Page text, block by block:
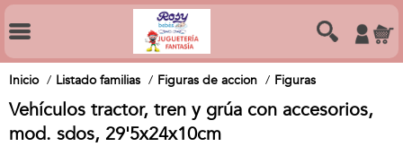
Inicio Listado familias Figuras de accion Figuras
Vehículos tractor, tren y grúa con accesorios,
mod. sdos, 29'5x24x10cm